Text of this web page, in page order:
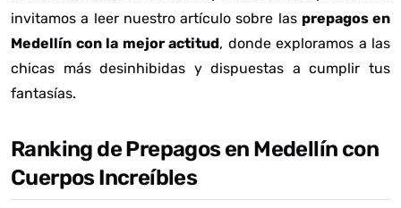
invitamos a leer nuestro artículo sobre las prepagos en
Medellín con la mejor actitud, donde exploramos a las
chicas más desinhibidas y dispuestas a cumplir tus
fantasías.
Ranking de Prepagos en Medellín con
Cuerpos Increíbles